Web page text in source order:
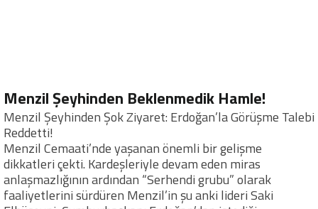
Menzil Şeyhinden Beklenmedik Hamle!
Menzil Şeyhinden Şok Ziyaret: Erdoğan’la Görüşme Talebi
Reddetti!
Menzil Cemaati’nde yaşanan önemli bir gelişme
dikkatleri çekti. Kardeşleriyle devam eden miras
anlaşmazlığının ardından “Serhendi grubu” olarak
faaliyetlerini sürdüren Menzil’in şu anki lideri Saki